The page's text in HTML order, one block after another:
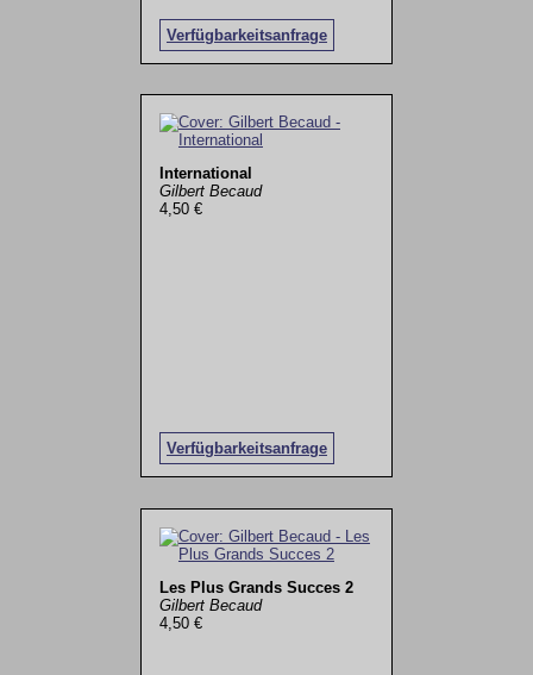
Verfügbarkeitsanfrage
International
Gilbert Becaud
4,50 €
Verfügbarkeitsanfrage
Les Plus Grands Succes 2
Gilbert Becaud
4,50 €